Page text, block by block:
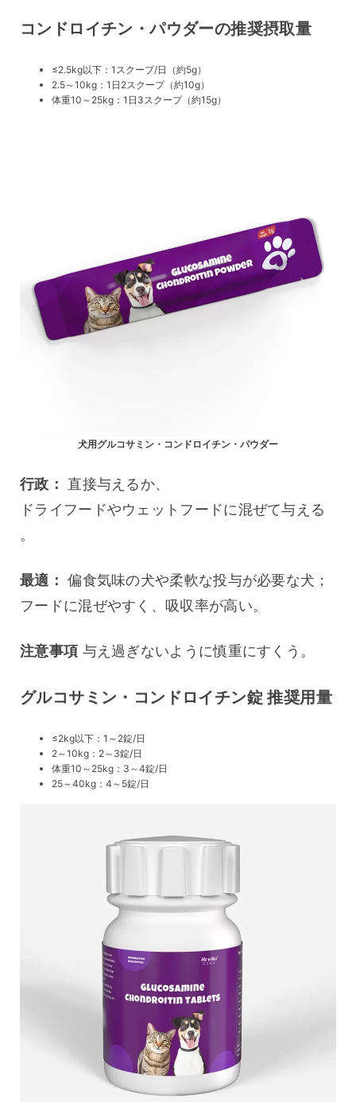
コンドロイチン・パウダーの推奨摂取量
≤2.5kg以下：1スクープ/日（約5g）
2.5～10kg：1日2スクープ（約10g）
体重10～25kg：1日3スクープ（約15g）
犬用グルコサミン・コンドロイチン・パウダー
行政：
直接与えるか、
ドライフードやウェットフードに混ぜて与える
。
最適： 偏食気味の犬や柔軟な投与が必要な犬；
フードに混ぜやすく、吸収率が高い。
注意事項 与え過ぎないように慎重にすくう。
グルコサミン・コンドロイチン錠 推奨用量
≤2kg以下：1～2錠/日
2～10kg：2～3錠/日
体重10～25kg：3～4錠/日
25～40kg：4～5錠/日